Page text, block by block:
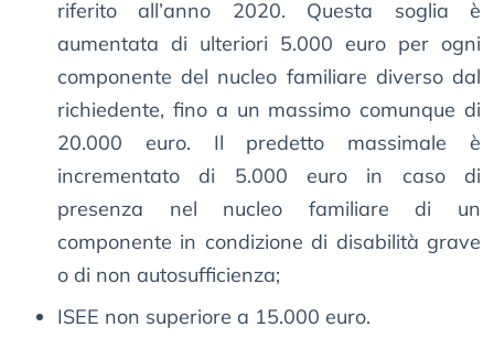
riferito all’anno 2020. Questa soglia è
aumentata di ulteriori 5.000 euro per ogni
componente del nucleo familiare diverso dal
richiedente, fino a un massimo comunque di
20.000 euro. Il predetto massimale è
incrementato di 5.000 euro in caso di
presenza nel nucleo familiare di un
componente in condizione di disabilità grave
o di non autosufficienza;
ISEE non superiore a 15.000 euro.